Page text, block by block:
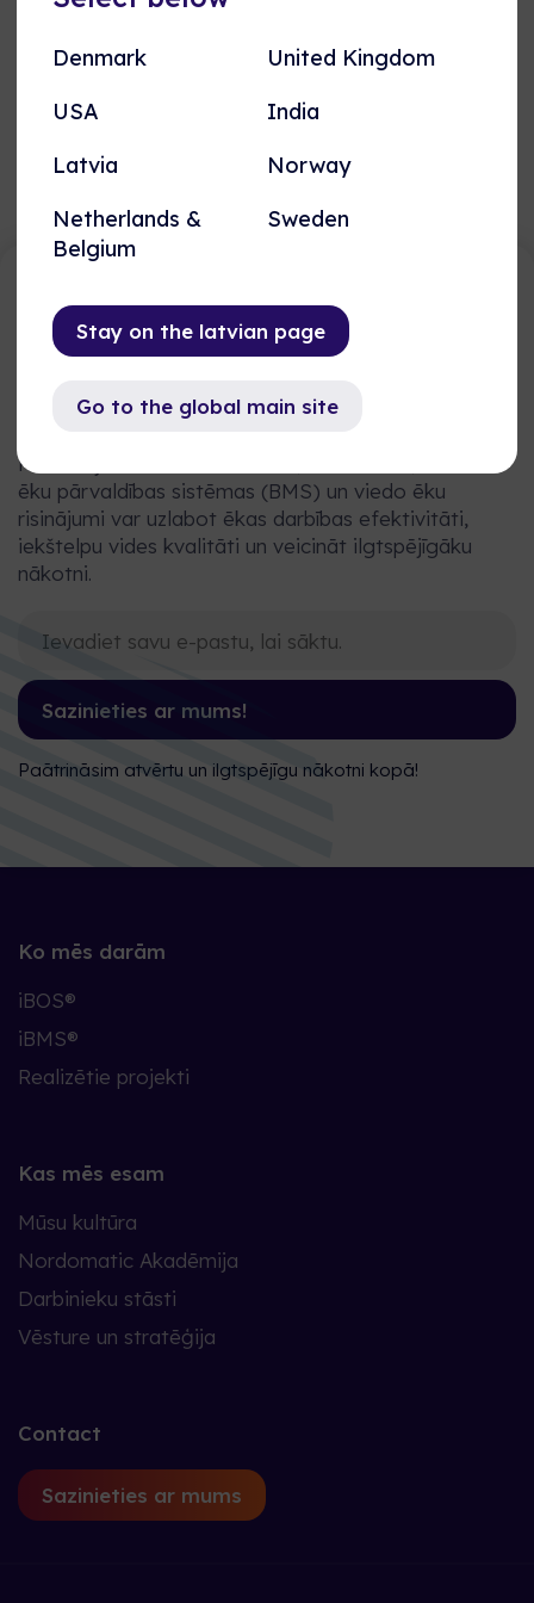
Vai esat gatavi optimizēt savas
Rezervējiet tikšanos ar mums, lai uzzinātu, kā mūsu
ēku pārvaldības sistēmas (BMS) un viedo ēku
risinājumi var uzlabot ēkas darbības efektivitāti,
iekštelpu vides kvalitāti un veicināt ilgtspējīgāku
nākotni.
Sazinieties ar mums!
Paātrināsim atvērtu un ilgtspējīgu nākotni kopā!
Ko mēs darām
iBOS®
iBMS®
Realizētie projekti
Kas mēs esam
Mūsu kultūra
Nordomatic Akadēmija
Darbinieku stāsti
Vēsture un stratēģija
Contact
Sazinieties ar mums
Denmark
United Kingdom
USA
India
Latvia
Norway
Netherlands &
Belgium
Sweden
Stay on the latvian page
Go to the global main site